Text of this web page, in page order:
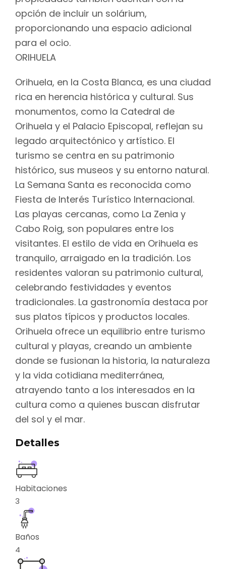
opción de incluir un solárium,
proporcionando una espacio adicional
para el ocio.
ORIHUELA
Orihuela, en la Costa Blanca, es una ciudad
rica en herencia histórica y cultural. Sus
monumentos, como la Catedral de
Orihuela y el Palacio Episcopal, reflejan su
legado arquitectónico y artístico. El
turismo se centra en su patrimonio
histórico, sus museos y su entorno natural.
La Semana Santa es reconocida como
Fiesta de Interés Turístico Internacional.
Las playas cercanas, como La Zenia y
Cabo Roig, son populares entre los
visitantes. El estilo de vida en Orihuela es
tranquilo, arraigado en la tradición. Los
residentes valoran su patrimonio cultural,
celebrando festividades y eventos
tradicionales. La gastronomía destaca por
sus platos típicos y productos locales.
Orihuela ofrece un equilibrio entre turismo
cultural y playas, creando un ambiente
donde se fusionan la historia, la naturaleza
y la vida cotidiana mediterránea,
atrayendo tanto a los interesados en la
cultura como a quienes buscan disfrutar
del sol y el mar.
Detalles
Habitaciones
3
Baños
4